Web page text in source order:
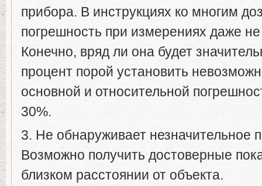
прибора. В инструкциях ко многим
погрешность при измерениях даже
Конечно, вряд ли она будет
процент порой установить
основной и относительной
30%.
3. Не обнаруживает незначительное
Возможно получить достоверные
близком расстоянии от объекта.